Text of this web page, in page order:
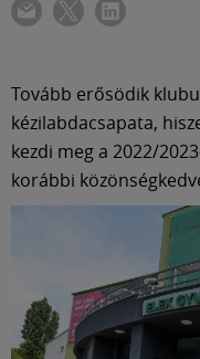
Tovább erősödik
kézilabdacsapata,
kezdi meg a 2022/
korábbi
Szolgáltatások
Shop
Közösség
English